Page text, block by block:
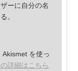
ーに自分の名
。
を使っ
詳細はこちら